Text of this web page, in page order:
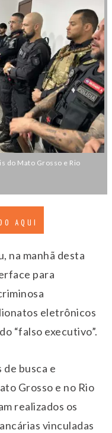
do Mato Grosso e Rio
AQUI
na manhã desta
para
eletrônicos
“falso executivo”.
de busca e
Grosso e no Rio
realizados os
vinculadas